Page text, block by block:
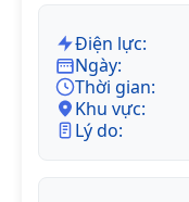
Điện lực:
Ngày:
Thời gian:
Khu vực:
Lý do: